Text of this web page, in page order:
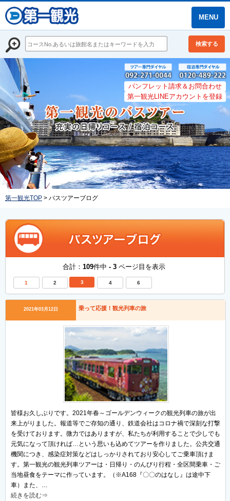
MENU
検索する
パンフレット請求＆お問合わせ
第一観光LINEアカウントを登録
第一観光TOP > バスツアーブログ
合計： 109件中 - 3 ページ目を表示
1 2 3 4 6
2021年03月12日 乗って応援！観光列車の旅
皆様お久しぶりです。2021年春～ゴールデンウィークの観光列車の旅が出
来上がりました。報道等でご存知の通り、鉄道会社はコロナ禍で深刻な打撃
を受けております。微力ではありますが、私たちが利用することで少しでも
元気になって頂ければ…という思いも込めてツアーを作りました。公共交通
機関につき、感染症対策などはしっかりされており安心してご乗車頂けま
す。第一観光の観光列車ツアーは・日帰り・のんびり行程・全区間乗車・ご
当地昼食をテーマに作っています。（※A168『〇〇のはなし』は途中下
車）また、…
続きを読む⇒